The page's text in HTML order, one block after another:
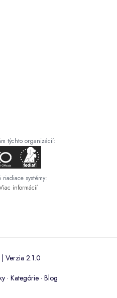
týchto organizácií:
systémy:
informácií
2.1.0
· Kategórie · Blog